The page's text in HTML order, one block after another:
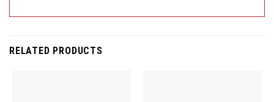
RELATED PRODUCTS